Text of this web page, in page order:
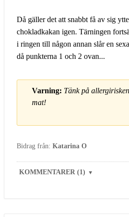
Då gäller det att snabbt få av sig
chokladkakan igen. Tärningen
i ringen till någon annan slår en
då punkterna 1 och 2 ovan...
Varning: Tänk på
mat!
Bidrag från: Katarina O
KOMMENTARER (1) ▼